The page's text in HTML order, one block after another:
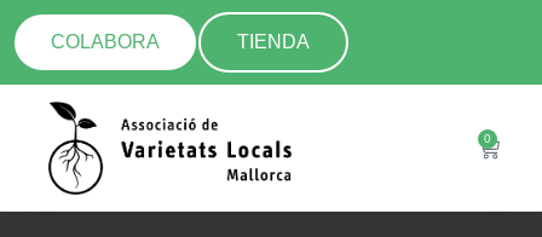
COLABORA TIENDA
0